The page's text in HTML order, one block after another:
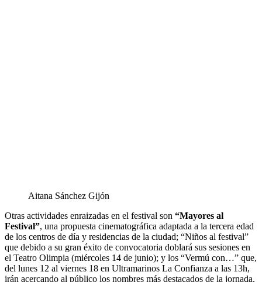
Aitana Sánchez Gijón
Otras actividades enraizadas en el festival son “Mayores al
Festival”, una propuesta cinematográfica adaptada a la tercera edad
de los centros de día y residencias de la ciudad; “Niños al festival”
que debido a su gran éxito de convocatoria doblará sus sesiones en
el Teatro Olimpia (miércoles 14 de junio); y los “Vermú con…” que,
del lunes 12 al viernes 18 en Ultramarinos La Confianza a las 13h,
irán acercando al público los nombres más destacados de la jornada.